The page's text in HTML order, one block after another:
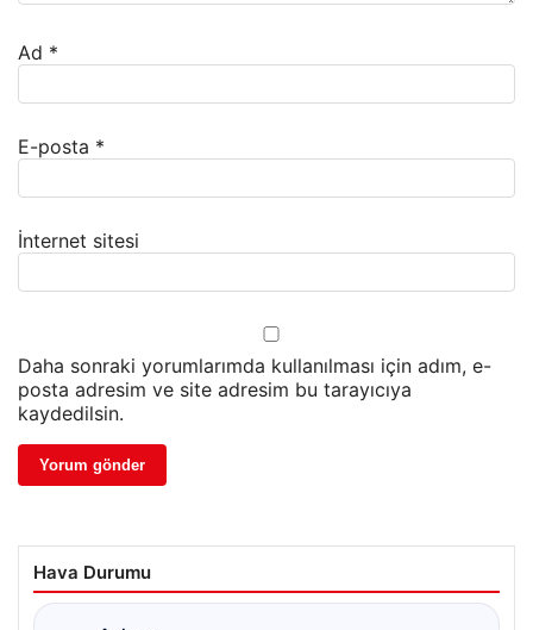
Ad *
E-posta *
İnternet sitesi
Daha sonraki yorumlarımda kullanılması için adım, e-
posta adresim ve site adresim bu tarayıcıya
kaydedilsin.
Hava Durumu